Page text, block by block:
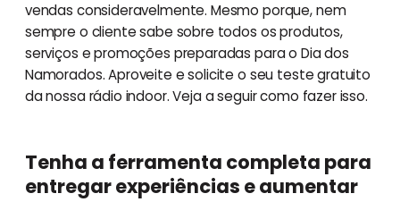
vendas consideravelmente. Mesmo porque, nem
sempre o cliente sabe sobre todos os produtos,
serviços e promoções preparadas para o Dia dos
Namorados. Aproveite e solicite o seu teste gratuito
da nossa rádio indoor. Veja a seguir como fazer isso.
Tenha a ferramenta completa para
entregar experiências e aumentar